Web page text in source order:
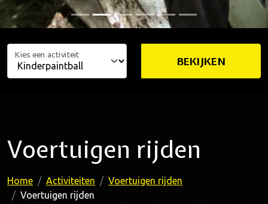
Kies een activiteit BEKIJKEN
Voertuigen rijden
Home Activiteiten
Voertuigen rijden
Voertuigen rijden